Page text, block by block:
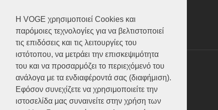
Η VOGE χρησιμοποιεί Cookies και
παρόμοιες τεχνολογίες για να βελτιστοποιεί
τις επιδόσεις και τις λειτουργίες του
ιστότοπου, να μετράει την επισκεψιμότητα
του και να προσαρμόζει το περιεχόμενό του
ανάλογα με τα ενδιαφέροντά σας (διαφήμιση).
Εφόσον συνεχίζετε να χρησιμοποιείτε την
ιστοσελίδα μας συναινείτε στην χρήση των
Scooter
ATV (Loncin)
ΥΠΗΡΕΣΙΕΣ
Test ride
Επικοινωνία